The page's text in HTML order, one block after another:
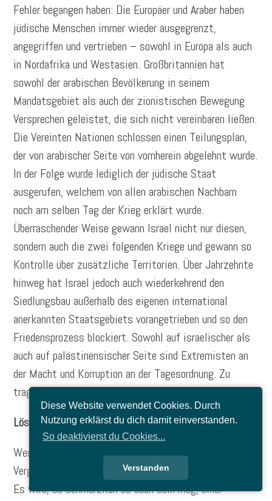
Diese Website verwendet Cookies. Durch
Nutzung erklärst du dich damit einverstanden.
So deaktivierst du Cookies...
Verstanden
Fehler begangen haben: Die Europäer und Araber haben
jüdische Menschen immer wieder ausgegrenzt,
angegriffen und vertrieben – sowohl in Europa als auch
in Nordafrika und Westasien. Großbritannien hat
sowohl der arabischen Bevölkerung in seinem
Mandatsgebiet als auch der zionistischen Bewegung
Versprechen geleistet, die sich nicht vereinbaren ließen.
Die Vereinten Nationen schlossen einen Teilungsplan,
der von arabischer Seite von vornherein abgelehnt wurde.
In der Folge wurde lediglich der jüdische Staat
ausgerufen, welchem von allen arabischen Nachbarn
noch am selben Tag der Krieg erklärt wurde.
Überraschender Weise gewann Israel nicht nur diesen,
sondern auch die zwei folgenden Kriege und gewann so
Kontrolle über zusätzliche Territorien. Über Jahrzehnte
hinweg hat Israel jedoch auch wiederkehrend den
Siedlungsbau außerhalb des eigenen international
anerkannten Staatsgebiets vorangetrieben und so den
Friedensprozess blockiert. Sowohl auf israelischer als
auch auf palästinensischer Seite sind Extremisten an
der Macht und Korruption an der Tagesordnung. Zu
tragen hat dieses Leid in beiden Fällen die Bevölkerung.
Lösungsansätze
Wenn man nun immer wieder auf den Fehlern der
Vergangenheit herumreitet, wird es keine Lösung geben.
Es wird, so schmerzlich es auch sein mag, einer